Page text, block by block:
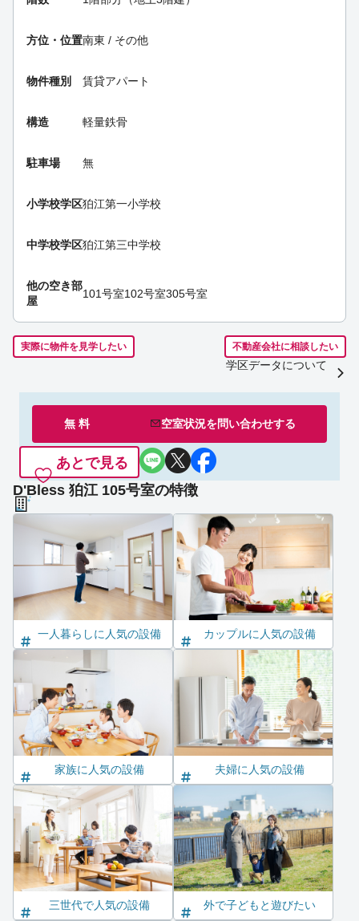
方位・位置南東 / その他
物件種別 賃貸アパート
構造 軽量鉄骨
駐車場 無
小学校学区狛江第一小学校
中学校学区狛江第三中学校
他の空き部
屋
101号室102号室305号室
実際に物件を見学したい 不動産会社に相談したい
学区データについて
無 料 空室状況を問い合わせする
あとで見る
D'Bless 狛江 105号室の特徴
一人暮らしに人気の設備 カップルに人気の設備
家族に人気の設備 夫婦に人気の設備
三世代で人気の設備 外で子どもと遊びたい